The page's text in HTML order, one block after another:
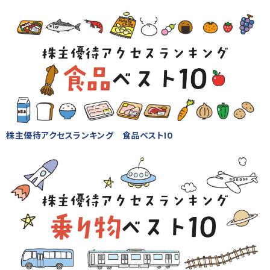
株主優待アクセスランキング 食品ベスト10